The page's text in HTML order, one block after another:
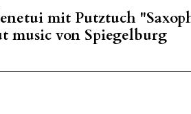
mit Putztuch
music von Spiegelburg